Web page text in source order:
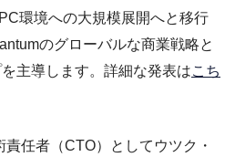
環境への大規模展開へと移行
のグローバルな商業戦略と
主導します。詳細な発表はこち
責任者（CTO）としてウツク・